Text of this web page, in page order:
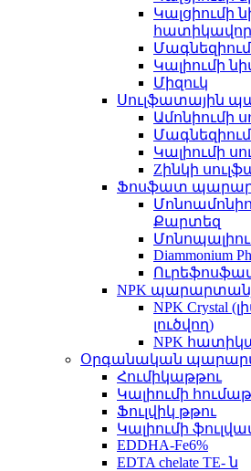
Կալցիումի
հատիկավոր
Կալիումի
Միզուկ
Սուլֆատային
Ամոնիումի
Կալիումի
Zինկի
Ֆոսֆատ
Քարտեզ
Diammonium
NPK
NPK Crystal
լուծվող)
NPK
Օրգանական
Հումիկաթթու
Կալիումի հումաթ
Ֆուլվիկ թթու
Կալիումի
EDDHA-Fe6%
EDTA chelate TE- ն